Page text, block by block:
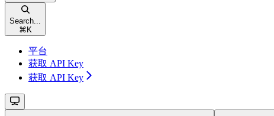
Search...
⌘ K
平台
获取 API Key
获取 API Key